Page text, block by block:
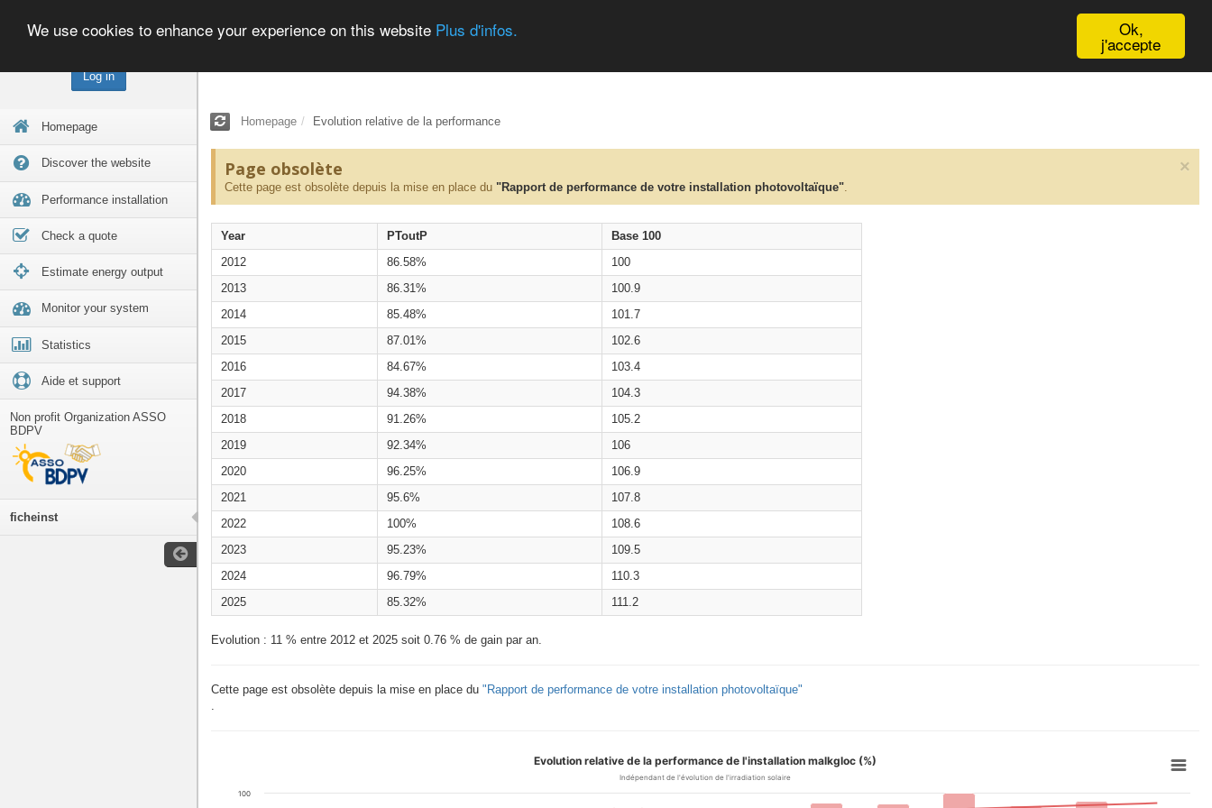
Log in
Homepage
Discover the website
Performance installation
Check a quote
Estimate energy output
Monitor your system
Statistics
Aide et support
Non profit Organization ASSO
BDPV
ficheinst
Ok,
j'accepte
We use cookies to enhance your experience on this website Plus d'infos.
Homepage Evolution relative de la performance
×
Page obsolète
Cette page est obsolète depuis la mise en place du "Rapport de performance de votre installation photovoltaïque".
Year PToutP
Base 100
2012
86.58%
100
2013
86.31%
100.9
2014
85.48%
101.7
2015
87.01%
102.6
2016
84.67%
103.4
2017
94.38%
104.3
2018
91.26%
105.2
2019
92.34%
106
2020
96.25%
106.9
2021
95.6%
107.8
2022
100%
108.6
2023
95.23%
109.5
2024
96.79%
110.3
2025
85.32% 111.2
Evolution : 11 % entre 2012 et 2025 soit 0.76 % de gain par an.
Cette page est obsolète depuis la mise en place du "Rapport de performance de votre installation photovoltaïque"
.
Evolution relative de la performance de l'installation malkgloc (%)
Indépendant de l'évolution de l'irradiation solaire
100